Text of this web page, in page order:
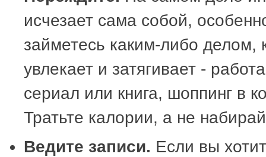
исчезает сама собой,
займетесь каким-либо делом,
увлекает и затягивает -
сериал или книга, шоппинг в
Тратьте калории, а не
Ведите записи. Если вы